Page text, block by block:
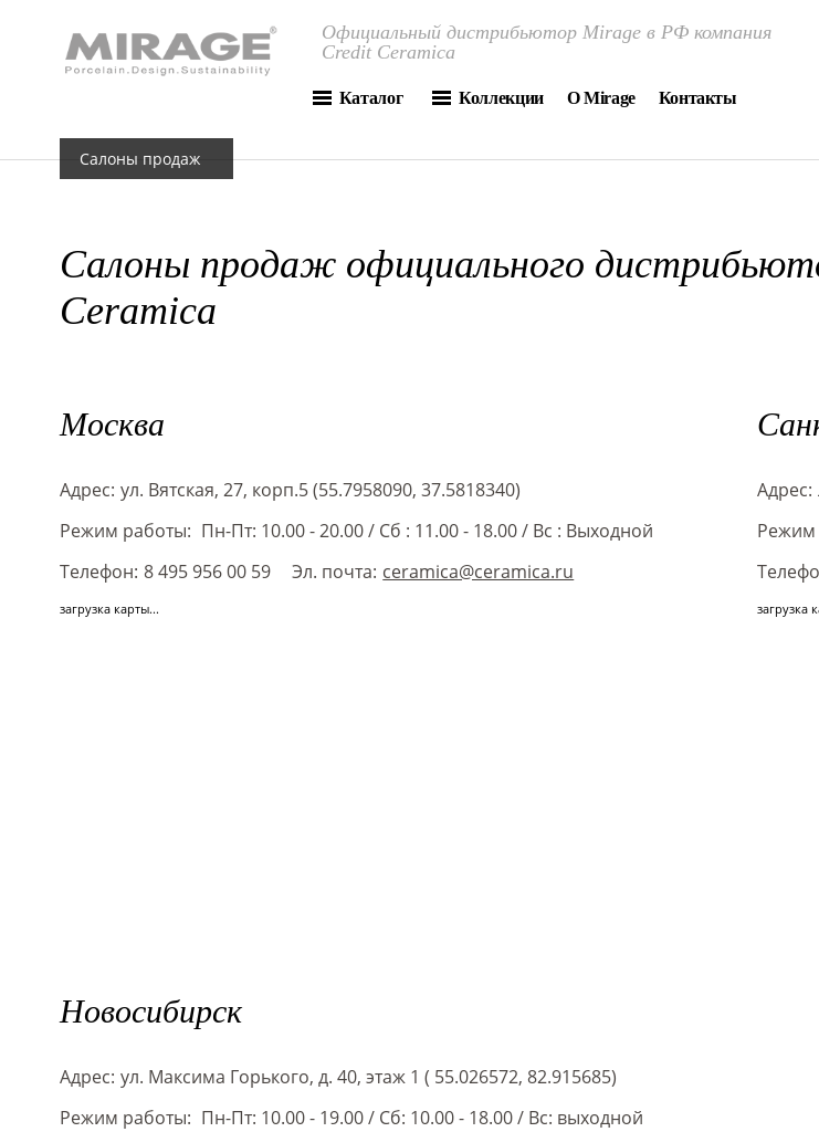
Официальный дистрибьютор Mirage в РФ компания
Credit Ceramica
Каталог Коллекции О Mirage Контакты
Салоны продаж
Салоны продаж официального
Ceramica
Москва
Адрес: ул. Вятская, 27, корп.5 (55.7958090, 37.5818340)
Режим работы: Пн-Пт: 10.00 - 20.00/ Сб : 11.00 - 18.00/ Вс : Выходной
Телефон: 8 495 956 00 59 Эл. почта: ceramica@ceramica.ru
загрузка карты...
Адрес:
Режим
загрузка
Новосибирск
Адрес: ул. Максима Горького, д. 40, этаж 1 ( 55.026572, 82.915685)
Режим работы: Пн-Пт: 10.00 - 19.00/ Сб: 10.00 - 18.00/ Вс: выходной